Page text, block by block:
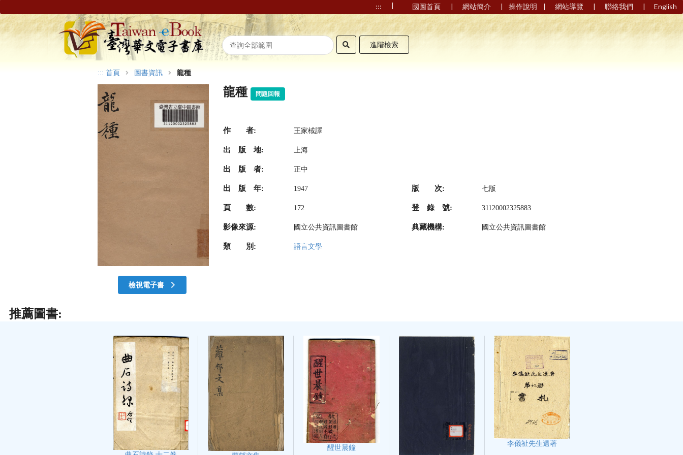
::: | 國圖首頁 | 網站簡介 | 操作說明 | 網站導覽 | 聯絡我們 | English
進階檢索
::: 首頁 圖書資訊 龍種
檢視電子書
龍種 問題回報
作 者: 王家棫譯
出 版 地: 上海
出 版 者: 正中
出 版 年: 1947 版 次: 七版
頁 數: 172 登 錄 號: 31120002325883
影像來源: 國立公共資訊圖書館 典藏機構: 國立公共資訊圖書館
類 別: 語言文學
推薦圖書:
醒世晨鐘
李儀祉先生遺著